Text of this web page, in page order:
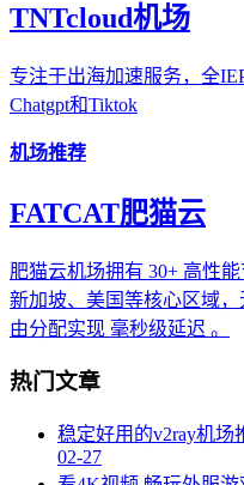
TNTcloud机场
专注于出海加速服务，全
Chatgpt和Tiktok
机场推荐
FATCAT肥猫云
肥猫云机场拥有 30+ 高性
新加坡、美国等核心区域
由分配实现 毫秒级延迟 。
热门文章
稳定好用的v2ray机场
02-27